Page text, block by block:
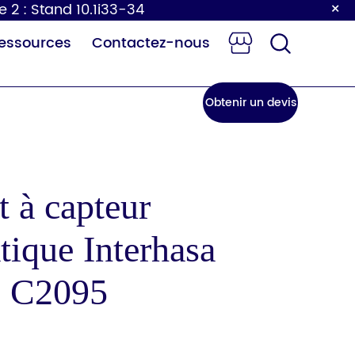
2 : Stand 10.1i33-34 ×
à langer
bébé
Robinet à
capteur
Contactez-nous
Obtenir un devis
à capteur
Interhasa
C2095